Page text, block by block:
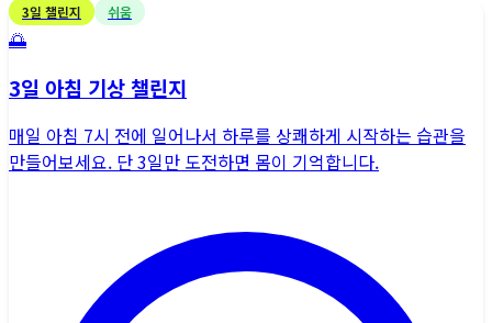
3일 챌린지 쉬움
🌅
3일 아침 기상 챌린지
매일 아침 7시 전에 일어나서 하루를 상쾌하게 시작하는 습관을
만들어보세요. 단 3일만 도전하면 몸이 기억합니다.